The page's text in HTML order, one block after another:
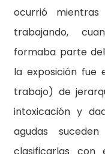
ocurrió
trabajando,
formaba parte
la exposición fue
trabajo) de
intoxicación y
agudas